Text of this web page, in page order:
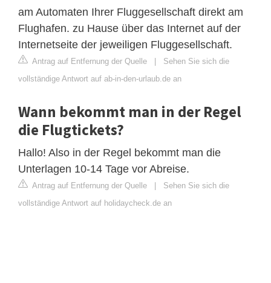
am Automaten Ihrer Fluggesellschaft direkt am
Flughafen. zu Hause über das Internet auf der
Internetseite der jeweiligen Fluggesellschaft.
Antrag auf Entfernung der Quelle
Sehen Sie sich die
vollständige Antwort auf ab-in-den-urlaub.de an
Wann bekommt man in der Regel
die Flugtickets?
Hallo! Also in der Regel bekommt man die
Unterlagen 10-14 Tage vor Abreise.
Antrag auf Entfernung der Quelle
Sehen Sie sich die
vollständige Antwort auf holidaycheck.de an